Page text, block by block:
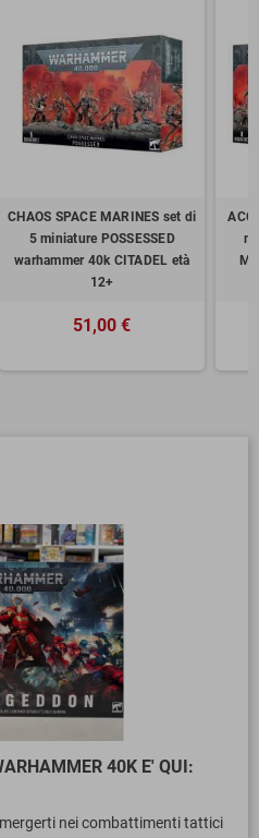
CHAOS SPACE MARINES set di
5 miniature POSSESSED
warhammer 40k CITADEL età
12+
51,00 €
40K E' QUI:
nei combattimenti tattici